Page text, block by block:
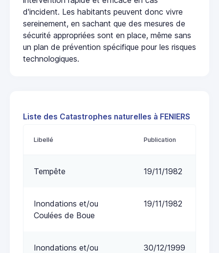
d'incident. Les habitants peuvent donc vivre
sereinement, en sachant que des mesures de
sécurité appropriées sont en place, même sans
un plan de prévention spécifique pour les risques
technologiques.
Liste des Catastrophes naturelles à FENIERS
Libellé Publication
Tempête 19/11/1982
Inondations et/ou
Coulées de Boue
19/11/1982
Inondations et/ou
30/12/1999